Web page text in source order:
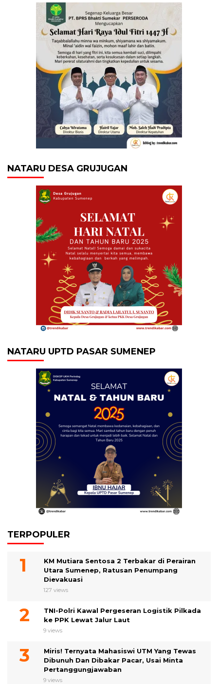
NATARU DESA GRUJUGAN
NATARU UPTD PASAR SUMENEP
TERPOPULER
KM Mutiara Sentosa 2 Terbakar di Perairan
Utara Sumenep, Ratusan Penumpang
Dievakuasi
127 views
TNI-Polri Kawal Pergeseran Logistik Pilkada
ke PPK Lewat Jalur Laut
9 views
Miris! Ternyata Mahasiswi UTM Yang Tewas
Dibunuh Dan Dibakar Pacar, Usai Minta
Pertanggungjawaban
9 views